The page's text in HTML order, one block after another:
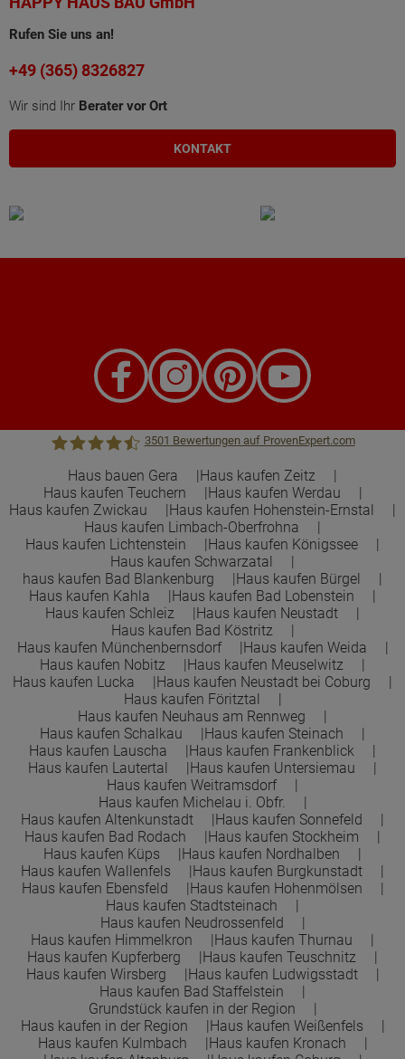
Rufen Sie uns an!
+49 (365) 8326827
Wir sind Ihr Berater vor Ort
KONTAKT
Town &Country Haus Lizenzgeber GmbH
3501 Bewertungen auf ProvenExpert.com
Haus bauen Gera
Haus kaufen Zeitz
Haus kaufen Teuchern
Haus kaufen Werdau
Haus kaufen Zwickau
Haus kaufen Hohenstein-Ernstal
Haus kaufen Limbach-Oberfrohna
Haus kaufen Lichtenstein
Haus kaufen Königssee
Haus kaufen Schwarzatal
haus kaufen Bad Blankenburg
Haus kaufen Bürgel
Haus kaufen Kahla
Haus kaufen Bad Lobenstein
Haus kaufen Schleiz
Haus kaufen Neustadt
Haus kaufen Bad Köstritz
Haus kaufen Münchenbernsdorf
Haus kaufen Weida
Haus kaufen Nobitz
Haus kaufen Meuselwitz
Haus kaufen Lucka
Haus kaufen Neustadt bei Coburg
Haus kaufen Föritztal
Haus kaufen Neuhaus am Rennweg
Haus kaufen Schalkau
Haus kaufen Steinach
Haus kaufen Lauscha
Haus kaufen Frankenblick
Haus kaufen Lautertal
Haus kaufen Untersiemau
Haus kaufen Weitramsdorf
Haus kaufen Michelau i. Obfr.
Haus kaufen Altenkunstadt
Haus kaufen Sonnefeld
Haus kaufen Bad Rodach
Haus kaufen Stockheim
Haus kaufen Küps
Haus kaufen Nordhalben
Haus kaufen Wallenfels
Haus kaufen Burgkunstadt
Haus kaufen Ebensfeld
Haus kaufen Hohenmölsen
Haus kaufen Stadtsteinach
Haus kaufen Neudrossenfeld
Haus kaufen Himmelkron
Haus kaufen Thurnau
Haus kaufen Kupferberg
Haus kaufen Teuschnitz
Haus kaufen Wirsberg
Haus kaufen Ludwigsstadt
Haus kaufen Bad Staffelstein
Grundstück kaufen in der Region
Haus kaufen in der Region
Haus kaufen Weißenfels
Haus kaufen Kulmbach
Haus kaufen Kronach